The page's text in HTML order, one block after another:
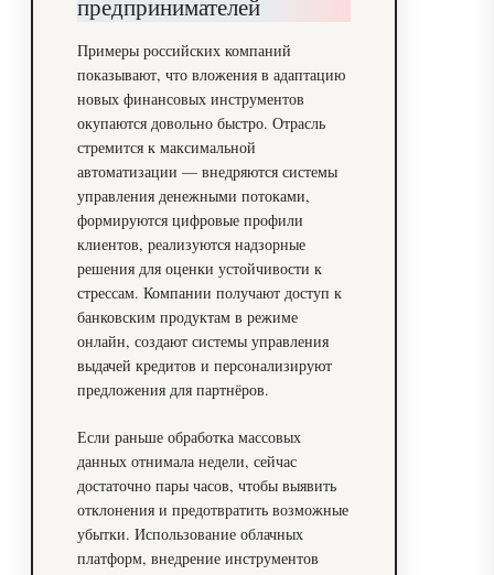
предпринимателей
Примеры российских компаний
показывают, что вложения в адаптацию
новых финансовых инструментов
окупаются довольно быстро. Отрасль
стремится к максимальной
автоматизации — внедряются системы
управления денежными потоками,
формируются цифровые профили
клиентов, реализуются надзорные
решения для оценки устойчивости к
стрессам. Компании получают доступ к
банковским продуктам в режиме
онлайн, создают системы управления
выдачей кредитов и персонализируют
предложения для партнёров.
Если раньше обработка массовых
данных отнимала недели, сейчас
достаточно пары часов, чтобы выявить
отклонения и предотвратить возможные
убытки. Использование облачных
платформ, внедрение инструментов